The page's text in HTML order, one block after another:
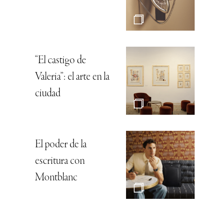
“El castigo de
Valeria”: el arte en la
ciudad
El poder de la
escritura con
Montblanc